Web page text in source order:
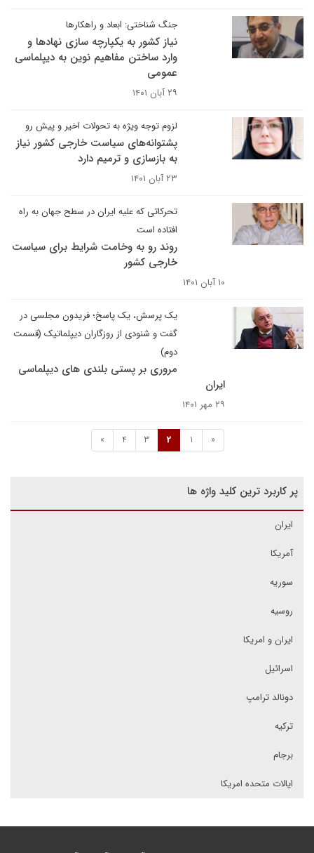
جنگ شناختی: ابعاد و راهکارها
نیاز کشور به یکپارچه سازی نهادها و
وارد ساختن مفاهیم نوین به دیپلماسی
عمومی
۲۹ آبان ۱۴۰۱
لزوم توجه ویژه به تحولات اخیر و پیش رو
پشتوانه‌های سیاست خارجی کشور نیاز
به بازسازی و ترمیم دارد
۲۳ آبان ۱۴۰۱
تحرکاتی که علیه ایران در سطح جهان به راه
افتاده است
روند رو به وخامت شرایط برای سیاست
خارجی کشور
۱۰ آبان ۱۴۰۱
یک پرسش، یک پاسخ؛ فریدون مجلسی در
گفت و شنودی از روزگاران دیپلماتیک (قسمت
دوم)
مروری بر پستی بلندی های دیپلماسی
ایران
۲۹ مهر ۱۴۰۱
«
1
2
3
4
»
پر کاربرد ترین کلید واژه ها
ایران
آمریکا
سوریه
روسیه
ایران و امریکا
اسرائیل
دونالد ترامپ
ترکیه
برجام
ایالات متحده امریکا